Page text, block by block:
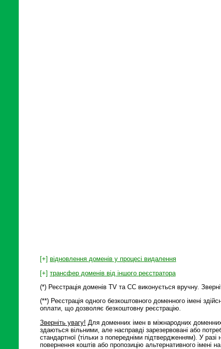
[+] відновлення доменів у процесі видалення
[+] трансфер доменів від іншого реєстратора
(*) Реєстрація доменів TV та СС виконується вручну.
(**) Реєстрація одного безкоштовного доменного імені
оплати, що дозволяє безкоштовну реєстрацію.
Зверніть увагу! Для доменних імен в міжнародних
здаються вільними, але насправді зарезервовані або
стандартної (тільки з попередніми підтвердженням). У
повернення коштів або пропозицію альтернативного імені